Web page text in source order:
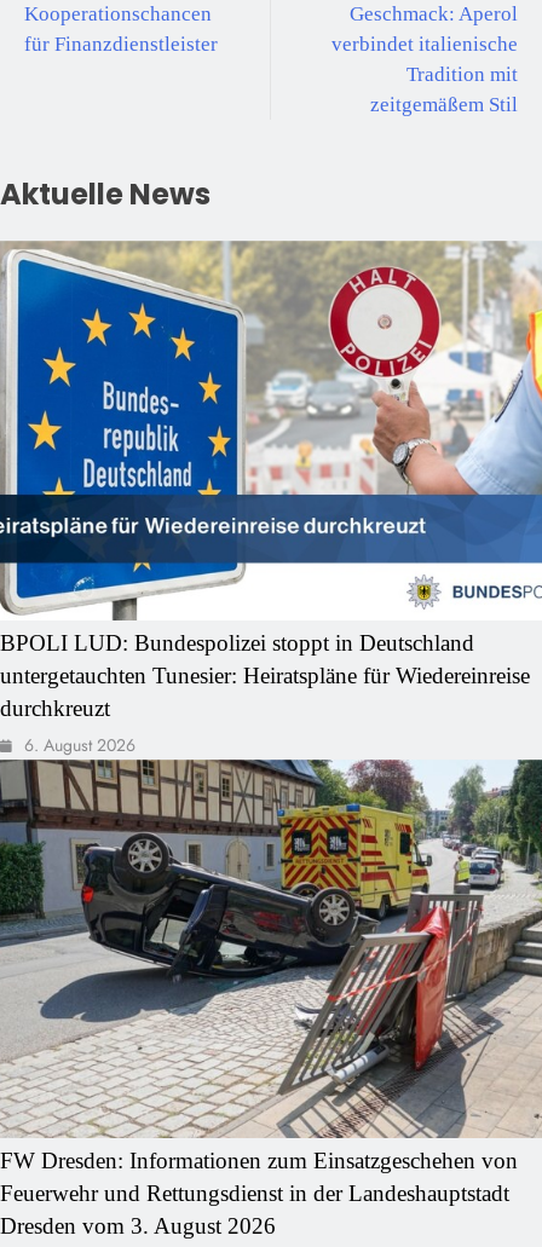
Kooperationschancen
für Finanzdienstleister
Geschmack: Aperol
verbindet italienische
Tradition mit
zeitgemäßem Stil
Aktuelle News
BPOLI LUD: Bundespolizei stoppt in Deutschland
untergetauchten Tunesier: Heiratspläne für Wiedereinreise
durchkreuzt
6. August 2026
FW Dresden: Informationen zum Einsatzgeschehen von
Feuerwehr und Rettungsdienst in der Landeshauptstadt
Dresden vom 3. August 2026